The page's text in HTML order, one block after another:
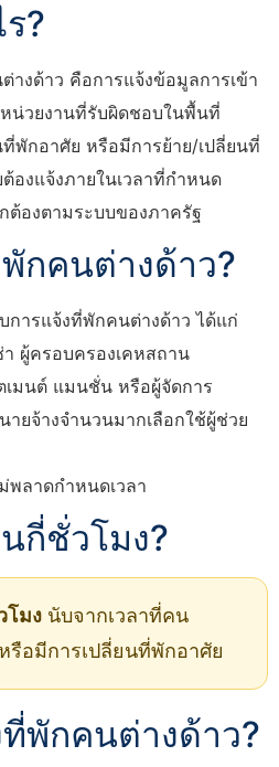
?
งด้าว คือการแจ้งข้อมูลการเข้า
น่วยงานที่รับผิดชอบในพื้นที่
พักอาศัย หรือมีการย้าย/เปลี่ยนที่
งแจ้งภายในเวลาที่กำหนด
ต้องตามระบบของภาครัฐ
กคนต่างด้าว?
การแจ้งที่พักคนต่างด้าว ได้แก่
า ผู้ครอบครองเคหสถาน
มนต์ แมนชั่น หรือผู้จัดการ
ยจ้างจำนวนมากเลือกใช้ผู้ช่วย
พลาดกำหนดเวลา
กี่ชั่วโมง?
โมง นับจากเวลาที่คน
รือมีการเปลี่ยนที่พักอาศัย
พักคนต่างด้าว?